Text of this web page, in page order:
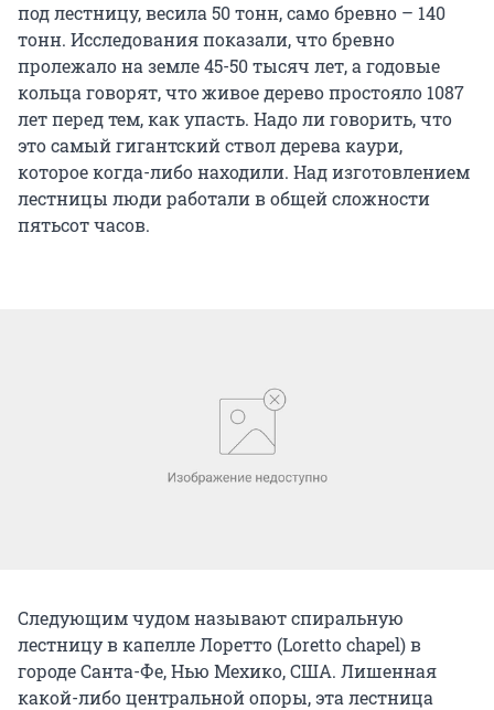
под лестницу, весила 50 тонн, само бревно – 140
тонн. Исследования показали, что бревно
пролежало на земле 45-50 тысяч лет, а годовые
кольца говорят, что живое дерево простояло 1087
лет перед тем, как упасть. Надо ли говорить, что
это самый гигантский ствол дерева каури,
которое когда-либо находили. Над изготовлением
лестницы люди работали в общей сложности
пятьсот часов.
Следующим чудом называют спиральную
лестницу в капелле Лоретто (Loretto chapel) в
городе Санта-Фе, Нью Мехико, США. Лишенная
какой-либо центральной опоры, эта лестница